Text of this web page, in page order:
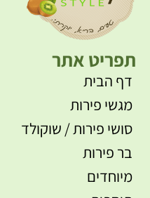
תפריט אתר
דף הבית
מגשי פירות
סושי פירות / שוקולד
בר פירות
מיוחדים